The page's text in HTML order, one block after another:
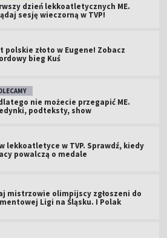
dzień lekkoatletycznych ME.
sesję wieczorną w TVP!
polskie złoto w Eugene! Zobacz
bieg Kuś
nie możecie przegapić ME.
podteksty, show
w lekkoatletyce w TVP. Sprawdź, kiedy
powalczą o medale
mistrzowie olimpijscy zgłoszeni do
Ligi na Śląsku. I Polak